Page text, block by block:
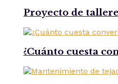
Proyecto de
¿Cuánto cuesta